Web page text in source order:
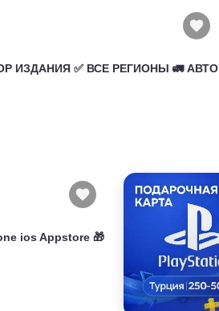
ИЗДАНИЯ ✅ ВСЕ РЕГИОНЫ 🚛 АВТО
ios Appstore 🎁